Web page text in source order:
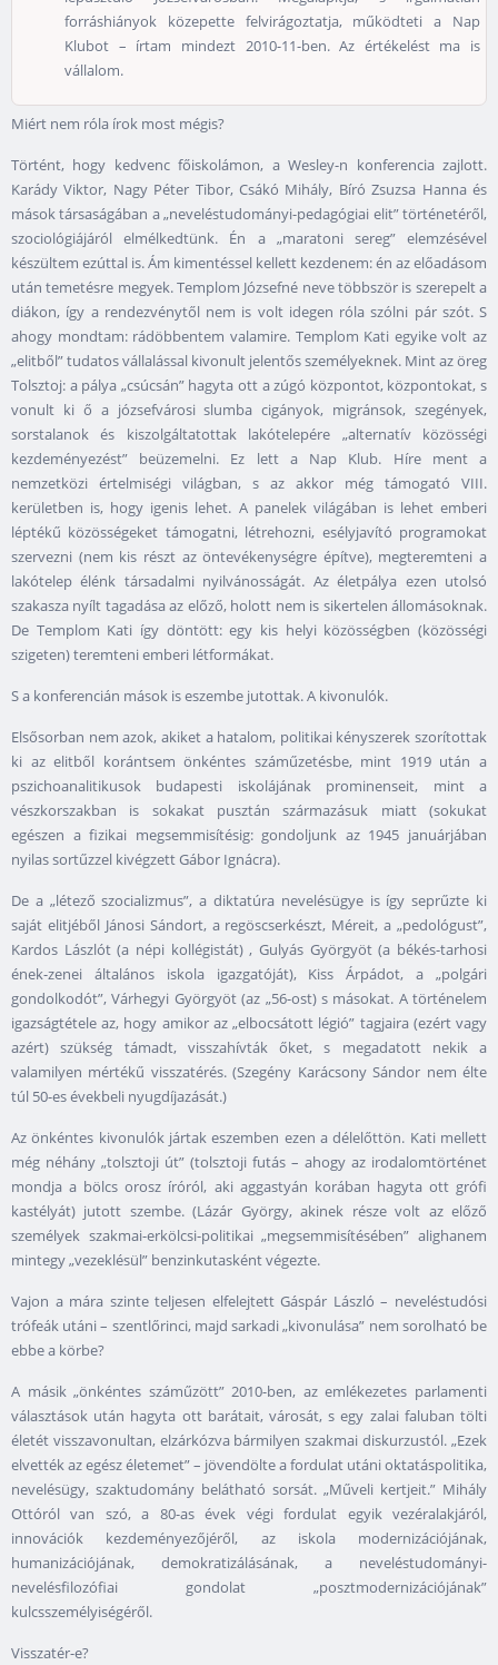
forráshiányok közepette felvirágoztatja, működteti a Nap
Klubot – írtam mindezt 2010-11-ben. Az értékelést ma is
vállalom.
Miért nem róla írok most mégis?
Történt, hogy kedvenc főiskolámon, a Wesley-n konferencia zajlott.
Karády Viktor, Nagy Péter Tibor, Csákó Mihály, Bíró Zsuzsa Hanna és
mások társaságában a „neveléstudományi-pedagógiai elit” történetéről,
szociológiájáról elmélkedtünk. Én a „maratoni sereg” elemzésével
készültem ezúttal is. Ám kimentéssel kellett kezdenem: én az előadásom
után temetésre megyek. Templom Józsefné neve többször is szerepelt a
diákon, így a rendezvénytől nem is volt idegen róla szólni pár szót. S
ahogy mondtam: rádöbbentem valamire. Templom Kati egyike volt az
„elitből” tudatos vállalással kivonult jelentős személyeknek. Mint az öreg
Tolsztoj: a pálya „csúcsán” hagyta ott a zúgó központot, központokat, s
vonult ki ő a józsefvárosi slumba cigányok, migránsok, szegények,
sorstalanok és kiszolgáltatottak lakótelepére „alternatív közösségi
kezdeményezést” beüzemelni. Ez lett a Nap Klub. Híre ment a
nemzetközi értelmiségi világban, s az akkor még támogató VIII.
kerületben is, hogy igenis lehet. A panelek világában is lehet emberi
léptékű közösségeket támogatni, létrehozni, esélyjavító programokat
szervezni (nem kis részt az öntevékenységre építve), megteremteni a
lakótelep élénk társadalmi nyilvánosságát. Az életpálya ezen utolsó
szakasza nyílt tagadása az előző, holott nem is sikertelen állomásoknak.
De Templom Kati így döntött: egy kis helyi közösségben (közösségi
szigeten) teremteni emberi létformákat.
S a konferencián mások is eszembe jutottak. A kivonulók.
Elsősorban nem azok, akiket a hatalom, politikai kényszerek szorítottak
ki az elitből korántsem önkéntes száműzetésbe, mint 1919 után a
pszichoanalitikusok budapesti iskolájának prominenseit, mint a
vészkorszakban is sokakat pusztán származásuk miatt (sokukat
egészen a fizikai megsemmisítésig: gondoljunk az 1945 januárjában
nyilas sortűzzel kivégzett Gábor Ignácra).
De a „létező szocializmus”, a diktatúra nevelésügye is így seprűzte ki
saját elitjéből Jánosi Sándort, a regöscserkészt, Méreit, a „pedológust”,
Kardos Lászlót (a népi kollégistát) , Gulyás Györgyöt (a békés-tarhosi
ének-zenei általános iskola igazgatóját), Kiss Árpádot, a „polgári
gondolkodót”, Várhegyi Györgyöt (az „56-ost) s másokat. A történelem
igazságtétele az, hogy amikor az „elbocsátott légió” tagjaira (ezért vagy
azért) szükség támadt, visszahívták őket, s megadatott nekik a
valamilyen mértékű visszatérés. (Szegény Karácsony Sándor nem élte
túl 50-es évekbeli nyugdíjazását.)
Az önkéntes kivonulók jártak eszemben ezen a délelőttön. Kati mellett
még néhány „tolsztoji út” (tolsztoji futás – ahogy az irodalomtörténet
mondja a bölcs orosz íróról, aki aggastyán korában hagyta ott grófi
kastélyát) jutott szembe. (Lázár György, akinek része volt az előző
személyek szakmai-erkölcsi-politikai „megsemmisítésében” alighanem
mintegy „vezeklésül” benzinkutasként végezte.
Vajon a mára szinte teljesen elfelejtett Gáspár László – neveléstudósi
trófeák utáni – szentlőrinci, majd sarkadi „kivonulása” nem sorolható be
ebbe a körbe?
A másik „önkéntes száműzött” 2010-ben, az emlékezetes parlamenti
választások után hagyta ott barátait, városát, s egy zalai faluban tölti
életét visszavonultan, elzárkózva bármilyen szakmai diskurzustól. „Ezek
elvették az egész életemet” – jövendölte a fordulat utáni oktatáspolitika,
nevelésügy, szaktudomány belátható sorsát. „Műveli kertjeit.” Mihály
Ottóról van szó, a 80-as évek végi fordulat egyik vezéralakjáról,
innovációk kezdeményezőjéről, az iskola modernizációjának,
humanizációjának, demokratizálásának, a neveléstudományi-
nevelésfilozófiai gondolat „posztmodernizációjának”
kulcsszemélyiségéről.
Visszatér-e?